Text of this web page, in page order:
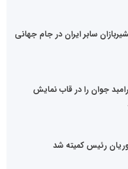
سابر ایران در جام جهانی
جوان را در قاب نمایش
رئیس کمیته شد